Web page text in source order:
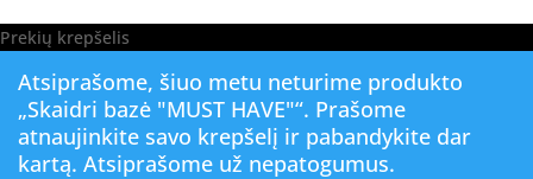
Prekių krepšelis
Atsiprašome, šiuo metu neturime produkto
„Skaidri bazė "MUST HAVE"“. Prašome
atnaujinkite savo krepšelį ir pabandykite dar
kartą. Atsiprašome už nepatogumus.